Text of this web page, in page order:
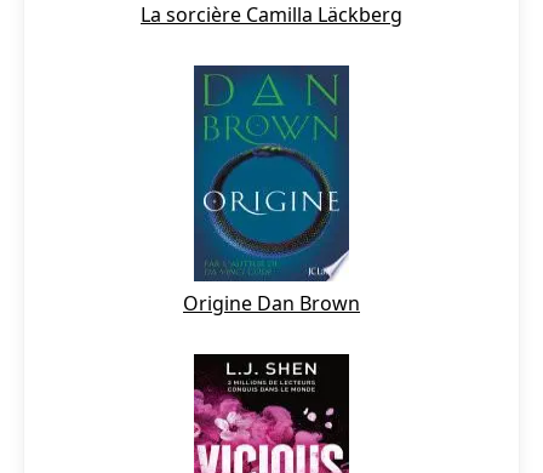
La sorcière Camilla Läckberg
Origine Dan Brown